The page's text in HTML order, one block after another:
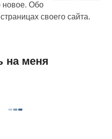
новое. Обо
своего сайта.
на меня